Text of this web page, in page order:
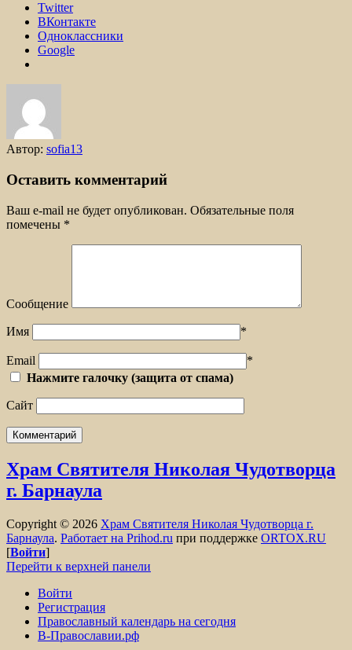
Twitter
ВКонтакте
Одноклассники
Google
Автор: sofia13
Оставить комментарий
Ваш e-mail не будет опубликован. Обязательные поля
помечены *
Сообщение
Имя *
Email
*
Нажмите галочку (защита от спама)
Сайт
Храм Святителя Николая Чудотворца
г. Барнаула
Copyright © 2026 Храм Святителя Николая Чудотворца г.
Барнаула. Работает на Prihod.ru при поддержке ORTOX.RU
[Войти]
Перейти к верхней панели
Войти
Регистрация
Православный календарь на сегодня
В-Православии.рф